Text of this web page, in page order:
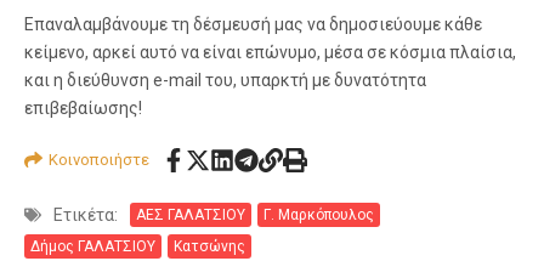
Επαναλαμβάνουμε τη δέσμευσή μας να δημοσιεύουμε κάθε
κείμενο, αρκεί αυτό να είναι επώνυμο, μέσα σε κόσμια πλαίσια,
και η διεύθυνση e-mail του, υπαρκτή με δυνατότητα
επιβεβαίωσης!
Κοινοποιήστε
Ετικέτα: ΑΕΣ ΓΑΛΑΤΣΙΟΥ
Γ. Μαρκόπουλος
Δήμος ΓΑΛΑΤΣΙΟΥ
Κατσώνης